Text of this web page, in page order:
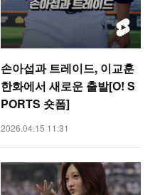
손아섭과 트레이드, 이교훈
한화에서 새로운 출발[O! S
PORTS 숏폼]
2026.04.15 11:31